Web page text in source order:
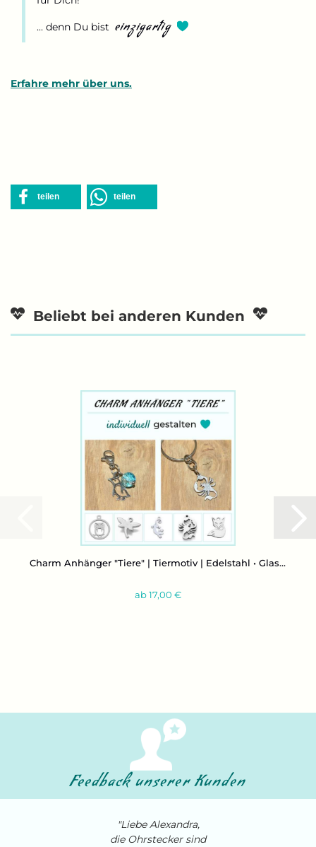
... denn Du bist einzigartig
Erfahre mehr über uns.
teilen teilen
Beliebt bei anderen Kunden
Charm An­hän­ger "Tiere" | Tier­mo­tiv | Edel­stahl • Glas...
ab 17,00 €
Feedback unserer Kunden
"Liebe Alexandra,
die Ohrstecker sind